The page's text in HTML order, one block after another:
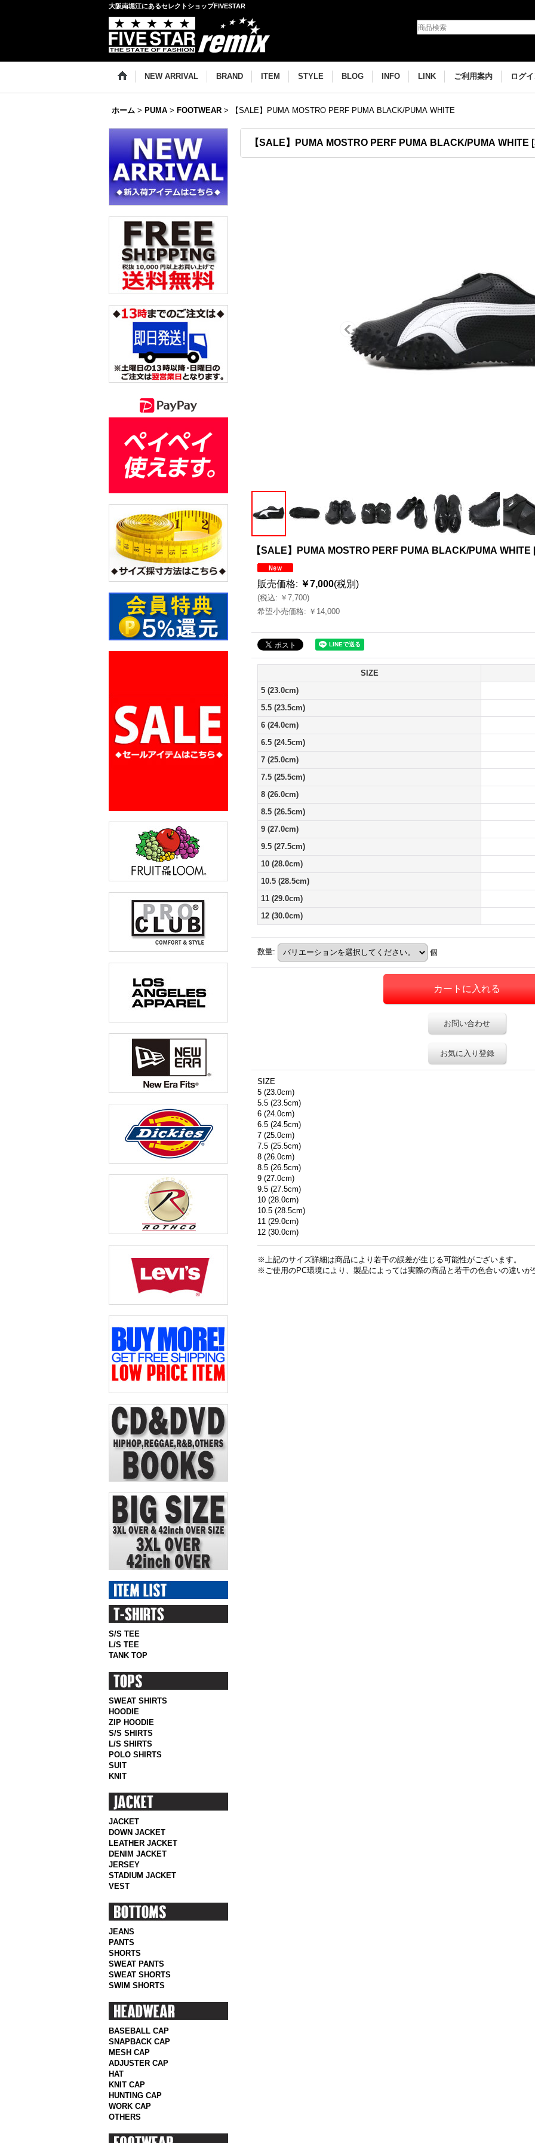
大阪南堀江にあるセレクトショップFIVESTAR
NEW ARRIVAL BRAND ITEM STYLE BLOG INFO LINK ご利用案内 ログ
ホーム > PUMA > FOOTWEAR > 【SALE】PUMA MOSTRO PERF PUMA BLACK/PUMA WHITE
S/S TEE
L/S TEE
TANK TOP
SWEAT SHIRTS
HOODIE
ZIP HOODIE
S/S SHIRTS
L/S SHIRTS
POLO SHIRTS
SUIT
KNIT
JACKET
DOWN JACKET
LEATHER JACKET
DENIM JACKET
JERSEY
STADIUM JACKET
VEST
JEANS
PANTS
SHORTS
SWEAT PANTS
SWEAT SHORTS
SWIM SHORTS
BASEBALL CAP
SNAPBACK CAP
MESH CAP
ADJUSTER CAP
HAT
KNIT CAP
HUNTING CAP
WORK CAP
OTHERS
【SALE】PUMA MOSTRO PERF PUMA BLACK/PUMA WHITE [
【SALE】PUMA MOSTRO PERF PUMA BLACK/PUMA WHITE
販売価格: ￥7,000(税別)
(税込: ￥7,700)
希望小売価格: ￥14,000
SIZE
5 (23.0cm)
5.5 (23.5cm)
6 (24.0cm)
6.5 (24.5cm)
7 (25.0cm)
7.5 (25.5cm)
8 (26.0cm)
8.5 (26.5cm)
9 (27.0cm)
9.5 (27.5cm)
10 (28.0cm)
10.5 (28.5cm)
11 (29.0cm)
12 (30.0cm)
数量: 個
お問い合わせ
お気に入り登録
SIZE
5 (23.0cm)
5.5 (23.5cm)
6 (24.0cm)
6.5 (24.5cm)
7 (25.0cm)
7.5 (25.5cm)
8 (26.0cm)
8.5 (26.5cm)
9 (27.0cm)
9.5 (27.5cm)
10 (28.0cm)
10.5 (28.5cm)
11 (29.0cm)
12 (30.0cm)
※上記のサイズ詳細は商品により若干の誤差が生じる可能性がございます。
※ご使用のPC環境により、製品によっては実際の商品と若干の色合いの違いが